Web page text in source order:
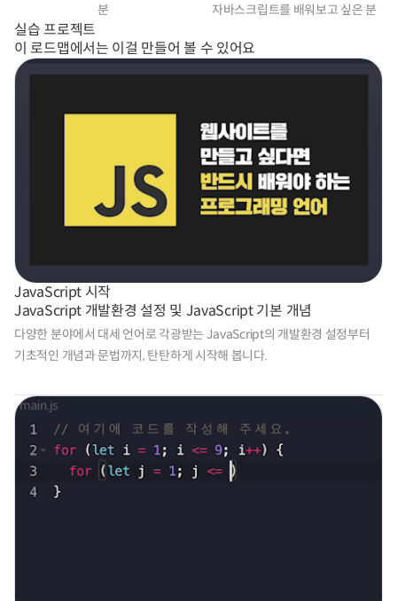
분
자바스크립트를 배워보고 싶은 분
실습 프로젝트
이 로드맵에서는 이걸 만들어 볼 수 있어요
JavaScript 시작
JavaScript 개발환경 설정 및 JavaScript 기본 개념
다양한 분야에서 대세 언어로 각광받는 JavaScript의 개발환경 설정부터
기초적인 개념과 문법까지, 탄탄하게 시작해 봅니다.